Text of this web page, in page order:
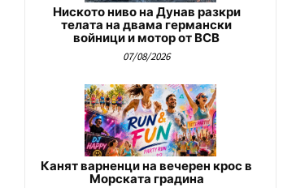
Ниското ниво на Дунав разкри
телата на двама германски
войници и мотор от ВСВ
07/08/2026
Канят варненци на вечерен крос в
Морската градина